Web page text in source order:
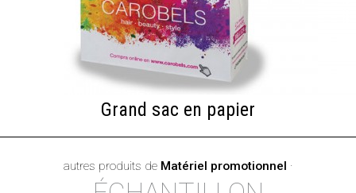
Grand sac en papier
autres produits de Matériel promotionnel ·